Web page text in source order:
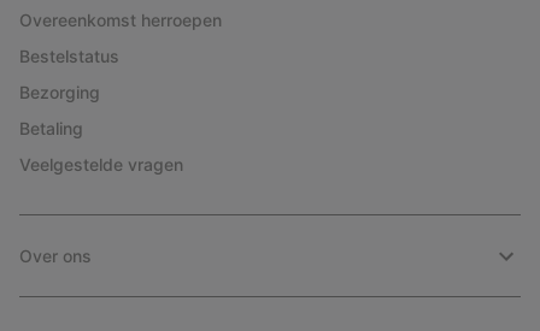
Overeenkomst herroepen
Bestelstatus
Bezorging
Betaling
Veelgestelde vragen
Over ons